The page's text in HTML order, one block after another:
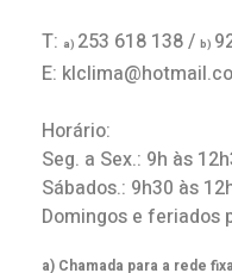
T: a) 253 618 138 / b)
E:
Horário:
Seg. a Sex.: 9h às
Sábados.: 9h30 às
Domingos e feriados
a) Chamada para a rede